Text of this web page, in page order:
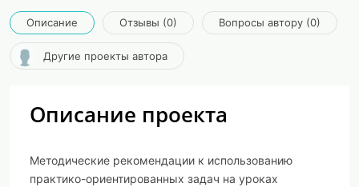
Описание Отзывы (0) Вопросы автору (0)
Другие проекты автора
Описание проекта
Методические рекомендации к использованию
практико-ориентированных задач на уроках